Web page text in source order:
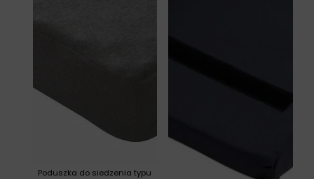
Poduszka do siedzenia typu